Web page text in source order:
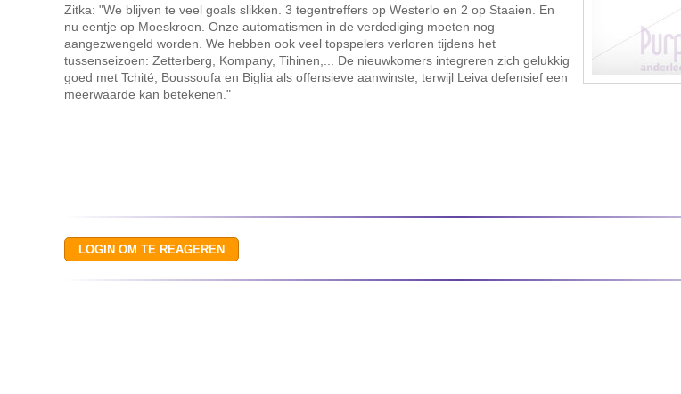
Zitka: "We blijven te veel goals slikken. 3 tegentreffers op Westerlo en 2 op Staaien. En
nu eentje op Moeskroen. Onze automatismen in de verdediging moeten nog
aangezwengeld worden. We hebben ook veel topspelers verloren tijdens het
tussenseizoen: Zetterberg, Kompany, Tihinen,... De nieuwkomers integreren zich gelukkig
goed met Tchité, Boussoufa en Biglia als offensieve aanwinste, terwijl Leiva defensief een
meerwaarde kan betekenen."